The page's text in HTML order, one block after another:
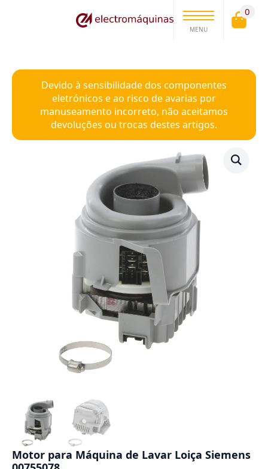
MENU
0
Devido à sensibilidade dos componentes
eletrónicos e ao risco de avarias por
manuseamento incorreto, não aceitamos
devoluções ou trocas destes artigos.
Motor para Máquina de Lavar Loiça Siemens